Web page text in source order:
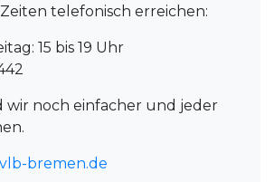
telefonisch erreichen:
15 bis 19 Uhr
wir noch einfacher und jeder
bremen.de